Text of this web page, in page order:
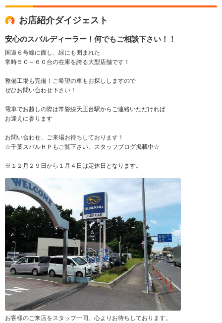
お店紹介ダイジェスト
安心のスバルディーラー！何でもご相談下さい！！
国道６号線に面し、緑にも囲まれた
常時５０～６０台の在庫を誇る大型店舗です！
整備工場も完備！ご希望の車もお探ししますので
ぜひお問い合わせ下さい！
電車でお越しの際は常磐線天王台駅からご連絡いただければ
お迎えに参ります
お問い合わせ、ご来場お待ちしております！
☆千葉スバルＨＰもご覧下さい、スタッフブログ掲載中☆
※１２月２９日から１月４日は定休日となります。
お客様のご来店をスタッフ一同、心よりお待ちしております。